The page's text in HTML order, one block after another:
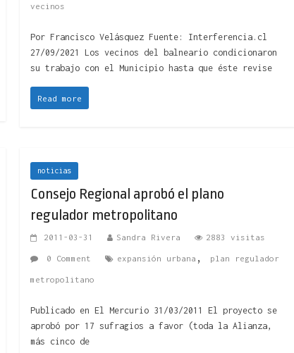
vecinos
Por Francisco Velásquez Fuente: Interferencia.cl
27/09/2021 Los vecinos del balneario condicionaron
su trabajo con el Municipio hasta que éste revise
Read more
noticias
Consejo Regional aprobó el plano
regulador metropolitano
2011-03-31 Sandra Rivera 2883 visitas
0 Comment expansión urbana , plan regulador
metropolitano
Publicado en El Mercurio 31/03/2011 El proyecto se
aprobó por 17 sufragios a favor (toda la Alianza,
más cinco de